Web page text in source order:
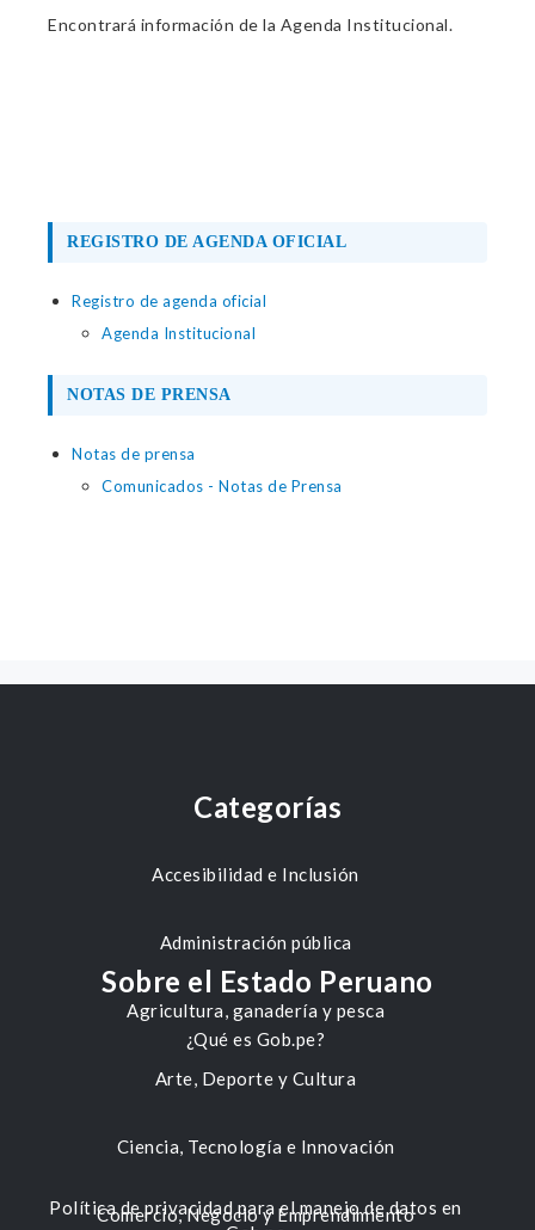
Encontrará información de la Agenda Institucional.
REGISTRO DE AGENDA OFICIAL
Registro de agenda oficial
Agenda Institucional
NOTAS DE PRENSA
Notas de prensa
Comunicados - Notas de Prensa
Categorías
Accesibilidad e Inclusión
Administración pública
Agricultura, ganadería y pesca
Arte, Deporte y Cultura
Ciencia, Tecnología e Innovación
Comercio, Negocio y Emprendimiento
Sobre el Estado Peruano
¿Qué es Gob.pe?
Política de privacidad para el manejo de datos en